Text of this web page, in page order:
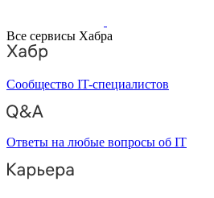
Все сервисы Хабра
Сообщество IT-специалистов
Ответы на любые вопросы об IT